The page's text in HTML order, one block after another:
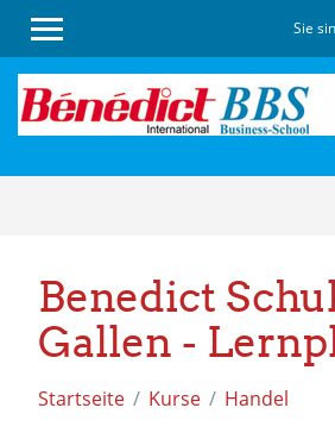
Zum
Hauptinhalt
Sie
Benedict
Gallen -
Startseite Kurse Handel